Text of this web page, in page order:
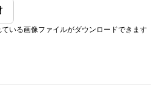
いる画像ファイルがダウンロードできます